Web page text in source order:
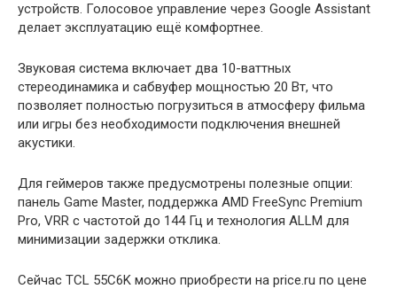
устройств. Голосовое управление через Google Assistant
делает эксплуатацию ещё комфортнее.
Звуковая система включает два 10-ваттных
стереодинамика и сабвуфер мощностью 20 Вт, что
позволяет полностью погрузиться в атмосферу фильма
или игры без необходимости подключения внешней
акустики.
Для геймеров также предусмотрены полезные опции:
панель Game Master, поддержка AMD FreeSync Premium
Pro, VRR с частотой до 144 Гц и технология ALLM для
минимизации задержки отклика.
Сейчас TCL 55C6K можно приобрести на price.ru по цене